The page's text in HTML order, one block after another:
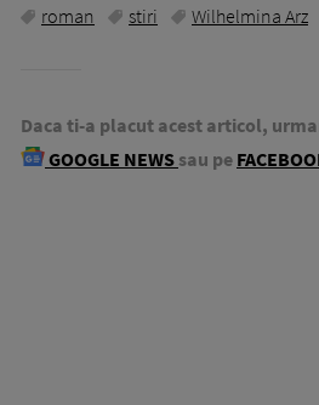
roman
stiri Wilhelmina Arz
Daca ti-a placut acest articol,
GOOGLE NEWS sau pe